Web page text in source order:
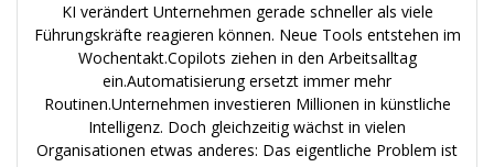
KI verändert Unternehmen gerade schneller als viele
Führungskräfte reagieren können. Neue Tools entstehen im
Wochentakt.Copilots ziehen in den Arbeitsalltag
ein.Automatisierung ersetzt immer mehr
Routinen.Unternehmen investieren Millionen in künstliche
Intelligenz. Doch gleichzeitig wächst in vielen
Organisationen etwas anderes: Das eigentliche Problem ist